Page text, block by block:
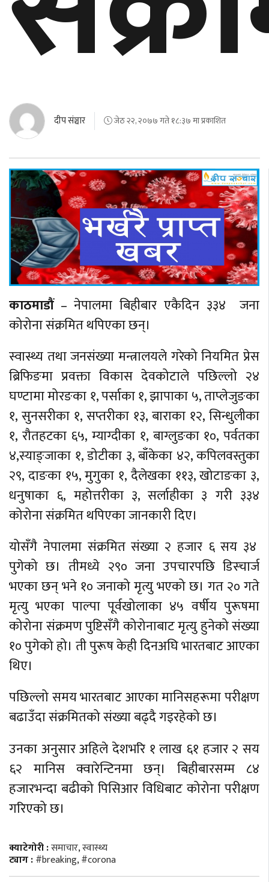
दीप संञ्चार जेठ २२, २०७७ गते १८:३७ मा प्रकाशित
काठमाडौं– नेपालमा बिहीबार एकैदिन ३३४ जना
कोरोना संक्रमित थपिएका छन्।
स्वास्थ्य तथा जनसंख्या मन्त्रालयले गरेको नियमित प्रेस
ब्रिफिङमा प्रवक्ता विकास देवकोटाले पछिल्लो २४
घण्टामा मोरङका १, पर्साका १, झापाका ५, ताप्लेजुङका
१, सुनसरीका १, सप्तरीका १३, बाराका १२, सिन्धुलीका
१, रौतहटका ६५, म्याग्दीका १, बाग्लुङका १०, पर्वतका
४,स्याङ्जाका १, डोटीका ३, बाँकेका ४२, कपिलवस्तुका
२९, दाङका १५, मुगुका १, दैलेखका ११३, खोटाङका ३,
धनुषाका ६, महोत्तरीका ३, सर्लाहीका ३ गरी ३३४
कोरोना संक्रमित थपिएका जानकारी दिए।
योसँगै नेपालमा संक्रमित संख्या २ हजार ६ सय ३४
पुगेको छ। तीमध्ये २९० जना उपचारपछि डिस्चार्ज
भएका छन् भने १० जनाको मृत्यु भएको छ। गत २० गते
मृत्यु भएका पाल्पा पूर्वखोलाका ४५ वर्षीय पुरूषमा
कोरोना संक्रमण पुष्टिसँगै कोरोनाबाट मृत्यु हुनेको संख्या
१० पुगेको हो। ती पुरूष केही दिनअघि भारतबाट आएका
थिए।
पछिल्लो समय भारतबाट आएका मानिसहरूमा परीक्षण
बढाउँदा संक्रमितको संख्या बढ्दै गइरहेको छ।
उनका अनुसार अहिले देशभरि १ लाख ६१ हजार २ सय
६२ मानिस क्वारेन्टिनमा छन्। बिहीबारसम्म ८४
हजारभन्दा बढीको पिसिआर विधिबाट कोरोना परीक्षण
गरिएको छ।
क्याटेगोरी :समाचार,स्वास्थ्य
ट्याग :#breaking,#corona